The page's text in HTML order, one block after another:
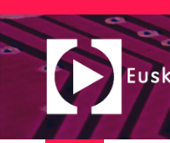
Saltar
al
contenido